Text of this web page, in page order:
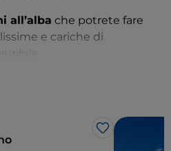
all’alba che potrete fare
e cariche di
Like